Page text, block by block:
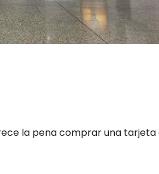
la pena comprar una tarjeta
con Google